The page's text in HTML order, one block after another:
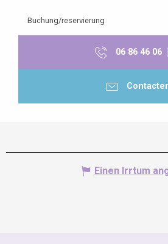
Buchung/reservierung
06 86 46 06
Contacter
Einen Irrtum